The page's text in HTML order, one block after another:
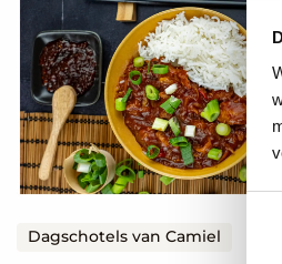
Dagschotels van Camiel
meer
over
Malse
babi
pangang
uit
de
slowcooker